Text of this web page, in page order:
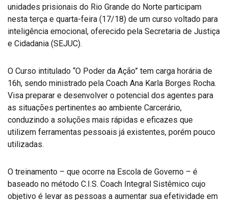
unidades prisionais do Rio Grande do Norte participam
nesta terça e quarta-feira (17/18) de um curso voltado para
inteligência emocional, oferecido pela Secretaria de Justiça
e Cidadania (SEJUC).
O Curso intitulado “O Poder da Ação” tem carga horária de
16h, sendo ministrado pela Coach Ana Karla Borges Rocha.
Visa preparar e desenvolver o potencial dos agentes para
as situações pertinentes ao ambiente Carcerário,
conduzindo a soluções mais rápidas e eficazes que
utilizem ferramentas pessoais já existentes, porém pouco
utilizadas.
O treinamento – que ocorre na Escola de Governo – é
baseado no método C.I.S. Coach Integral Sistêmico cujo
objetivo é levar as pessoas a aumentar sua efetividade em